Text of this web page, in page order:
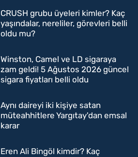
CRUSH grubu üyeleri kimler? Kaç
yaşındalar, nereliler, görevleri belli
oldu mu?
Winston, Camel ve LD sigaraya
zam geldi! 5 Ağustos 2026 güncel
sigara fiyatları belli oldu
Aynı daireyi iki kişiye satan
müteahhitlere Yargıtay'dan emsal
karar
Eren Ali Bingöl kimdir? Kaç